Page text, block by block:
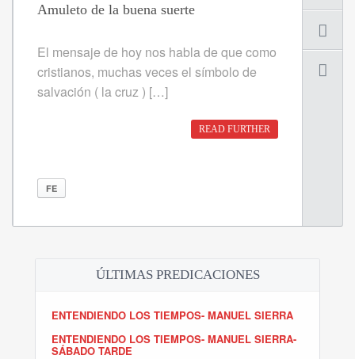
Amuleto de la buena suerte
El mensaje de hoy nos habla de que como
cristianos, muchas veces el símbolo de
salvación ( la cruz ) […]
READ FURTHER
FE
ÚLTIMAS PREDICACIONES
ENTENDIENDO LOS TIEMPOS- MANUEL SIERRA
ENTENDIENDO LOS TIEMPOS- MANUEL SIERRA-
SÁBADO TARDE